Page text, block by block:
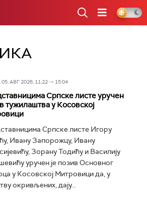
АВГ 2026, 11:22 -> 15:04
Српске листе уручен
тужилаштва у Косовској
Српске листе Игору
Ивану Запорожцу, Ивану
Зорану Тодићу и Василију
уручен је позив Основног
у Косовској Митровици да, у
окривљених, дају...